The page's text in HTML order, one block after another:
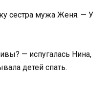
сестра мужа Женя. — У
— испугалась Нина,
детей спать.